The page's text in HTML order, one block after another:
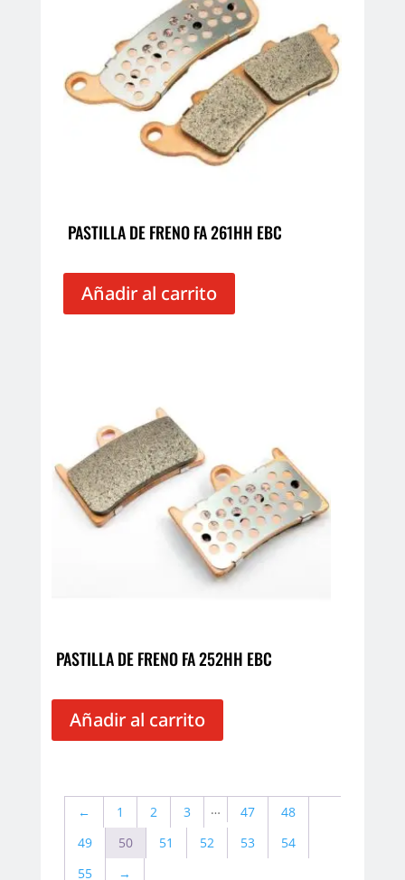
PASTILLA DE FRENO FA 261HH EBC
Añadir al carrito
PASTILLA DE FRENO FA 252HH EBC
Añadir al carrito
← 1 2 3 … 47
48
49
50 51 52 53
54
55
→